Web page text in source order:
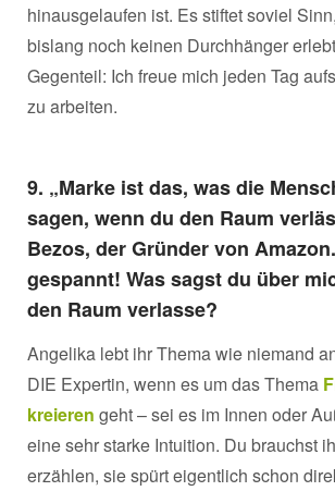
hinausgelaufen ist. Es stiftet soviel
bislang noch keinen Durchhänger
Gegenteil: Ich freue mich jeden Tag
zu arbeiten.
9. „Marke ist das, was die
sagen, wenn du den Raum
Bezos, der Gründer von
gespannt! Was sagst du über
den Raum verlasse?
Angelika lebt ihr Thema wie niemand
DIE Expertin, wenn es um das Thema
kreieren geht – sei es im Innen oder
eine sehr starke Intuition. Du brauchst
erzählen, sie spürt eigentlich schon